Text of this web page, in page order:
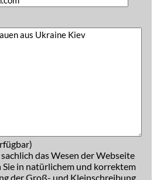
das Wesen der Webseite
Sie in natürlichem und korrektem
der Groß- und Kleinschreibung.